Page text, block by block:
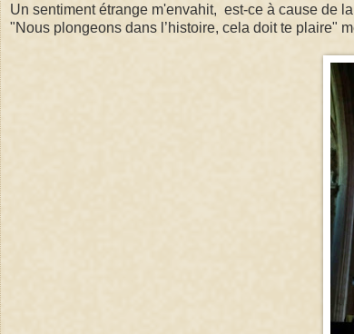
Un sentiment étrange m'envahit, est-ce à cause de
"Nous plongeons dans l’histoire, cela doit te plaire"